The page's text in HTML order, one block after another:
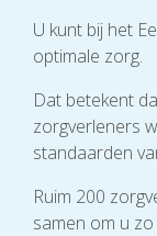
U kunt bij het
optimale zorg.
Dat betekent
zorgverleners
standaarden
Ruim 200
samen om u